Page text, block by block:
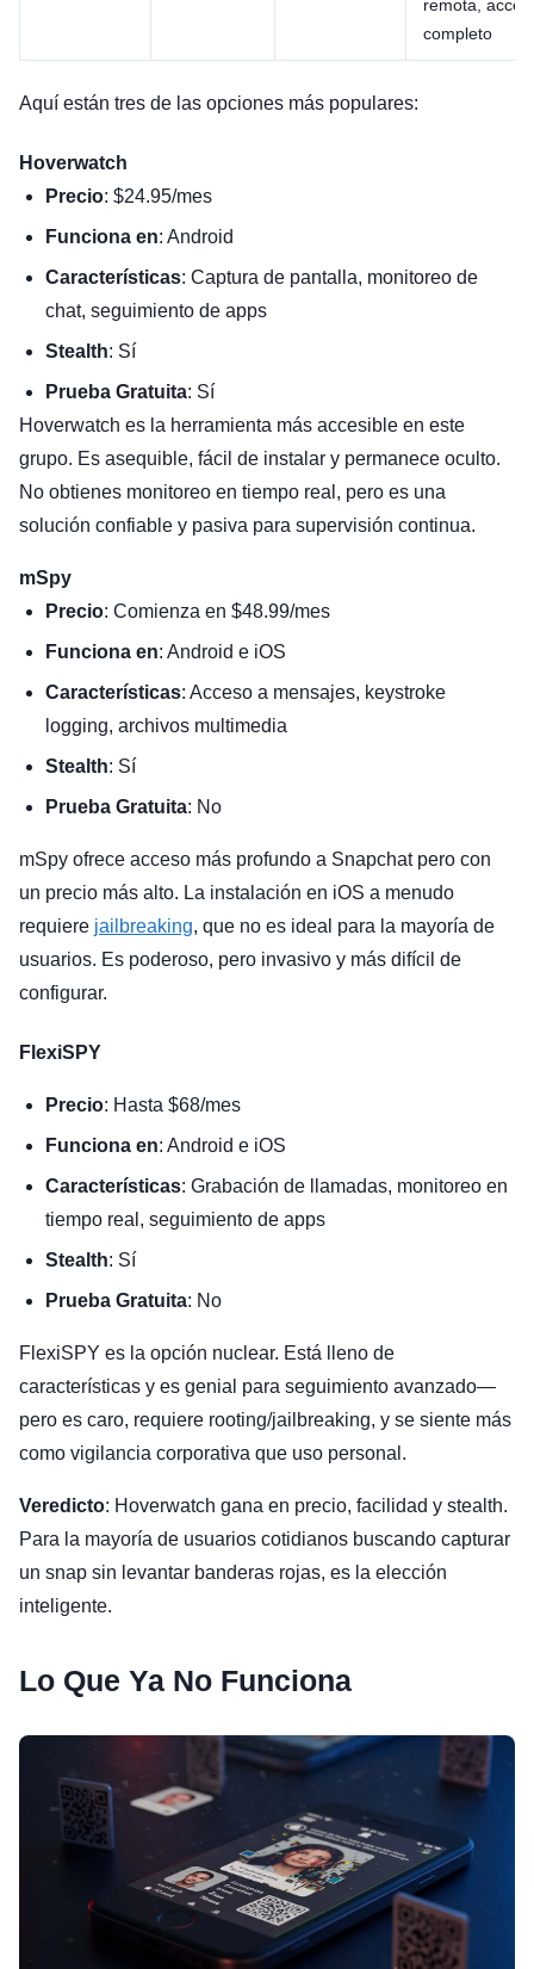
remota,
completo
Aquí están tres de las opciones más populares:
Hoverwatch
Precio: $24.95/mes
Funciona en: Android
Características: Captura de pantalla, monitoreo de
chat, seguimiento de apps
Stealth: Sí
Prueba Gratuita: Sí
Hoverwatch es la herramienta más accesible en este
grupo. Es asequible, fácil de instalar y permanece oculto.
No obtienes monitoreo en tiempo real, pero es una
solución confiable y pasiva para supervisión continua.
mSpy
Precio: Comienza en $48.99/mes
Funciona en: Android e iOS
Características: Acceso a mensajes, keystroke
logging, archivos multimedia
Stealth: Sí
Prueba Gratuita: No
mSpy ofrece acceso más profundo a Snapchat pero con
un precio más alto. La instalación en iOS a menudo
requiere jailbreaking, que no es ideal para la mayoría de
usuarios. Es poderoso, pero invasivo y más difícil de
configurar.
FlexiSPY
Precio: Hasta $68/mes
Funciona en: Android e iOS
Características: Grabación de llamadas, monitoreo en
tiempo real, seguimiento de apps
Stealth: Sí
Prueba Gratuita: No
FlexiSPY es la opción nuclear. Está lleno de
características y es genial para seguimiento avanzado—
pero es caro, requiere rooting/jailbreaking, y se siente más
como vigilancia corporativa que uso personal.
Veredicto: Hoverwatch gana en precio, facilidad y stealth.
Para la mayoría de usuarios cotidianos buscando capturar
un snap sin levantar banderas rojas, es la elección
inteligente.
Lo Que Ya No Funciona